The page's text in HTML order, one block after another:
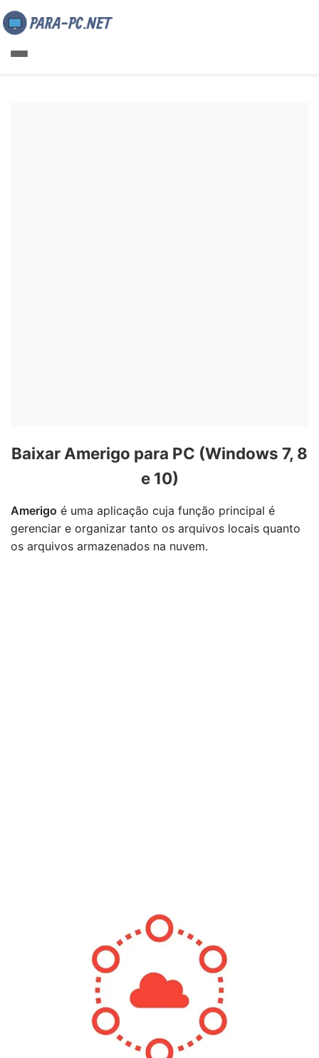
Baixar Amerigo para PC (Windows 7, 8
e 10)
Amerigo é uma aplicação cuja função principal é
gerenciar e organizar tanto os arquivos locais quanto
os arquivos armazenados na nuvem.